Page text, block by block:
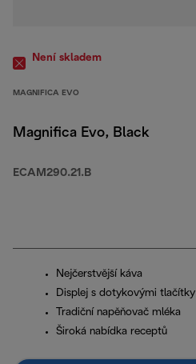
Není skladem
MAGNIFICA EVO
Magnifica Evo, Black
ECAM290.21.B
Nejčerstvější káva
Displej s dotykovými tlačítky
Tradiční napěňovač mléka
Široká nabídka receptů